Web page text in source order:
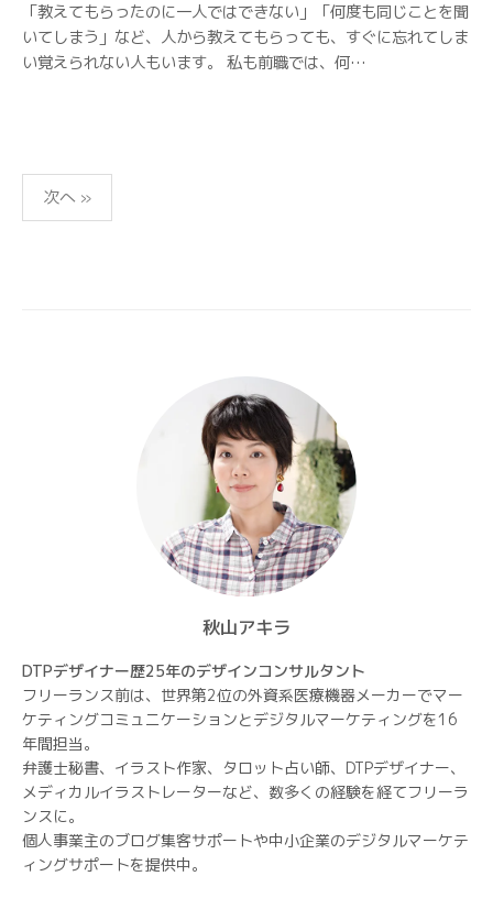
「教えてもらったのに一人ではできない」「何度も同じことを聞
いてしまう」など、人から教えてもらっても、すぐに忘れてしま
い覚えられない人もいます。 私も前職では、何…
投
稿
次へ »
秋山アキラ
DTPデザイナー歴25年のデザインコンサルタント
フリーランス前は、世界第2位の外資系医療機器メーカーでマー
ケティングコミュニケーションとデジタルマーケティングを16
年間担当。
弁護士秘書、イラスト作家、タロット占い師、DTPデザイナー、
メディカルイラストレーターなど、数多くの経験を経てフリーラ
ンスに。
個人事業主のブログ集客サポートや中小企業のデジタルマーケテ
ィングサポートを提供中。